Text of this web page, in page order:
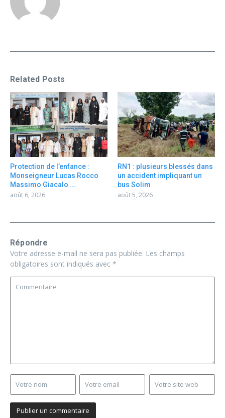
Related Posts
Protection de l’enfance :
Monseigneur Lucas Rocco
Massimo Giacalo ...
août 6, 2026
RN1 : plusieurs blessés dans
un accident impliquant un
bus Solim
août 5, 2026
Répondre
Votre adresse e-mail ne sera pas publiée. Les champs
obligatoires sont indiqués avec *